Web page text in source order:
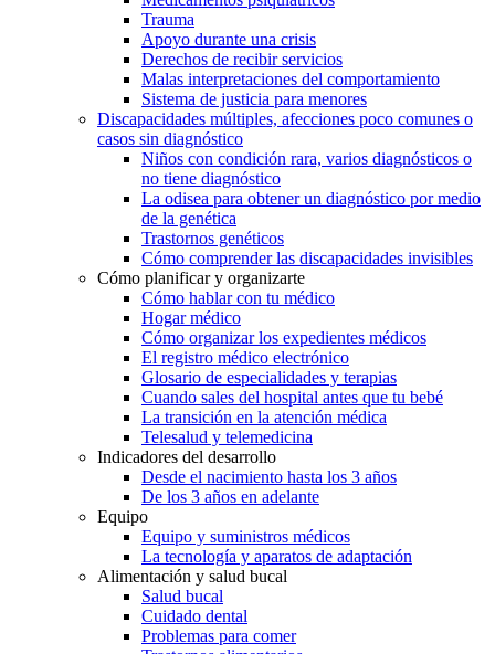
Trauma
Apoyo durante una crisis
Derechos de recibir servicios
Malas interpretaciones del comportamiento
Sistema de justicia para menores
Discapacidades múltiples, afecciones poco comunes o
casos sin diagnóstico
Niños con condición rara, varios diagnósticos o
no tiene diagnóstico
La odisea para obtener un diagnóstico por medio
de la genética
Trastornos genéticos
Cómo comprender las discapacidades invisibles
Cómo planificar y organizarte
Cómo hablar con tu médico
Hogar médico
Cómo organizar los expedientes médicos
El registro médico electrónico
Glosario de especialidades y terapias
Cuando sales del hospital antes que tu bebé
La transición en la atención médica
Telesalud y telemedicina
Indicadores del desarrollo
Desde el nacimiento hasta los 3 años
De los 3 años en adelante
Equipo
Equipo y suministros médicos
La tecnología y aparatos de adaptación
Alimentación y salud bucal
Salud bucal
Cuidado dental
Problemas para comer